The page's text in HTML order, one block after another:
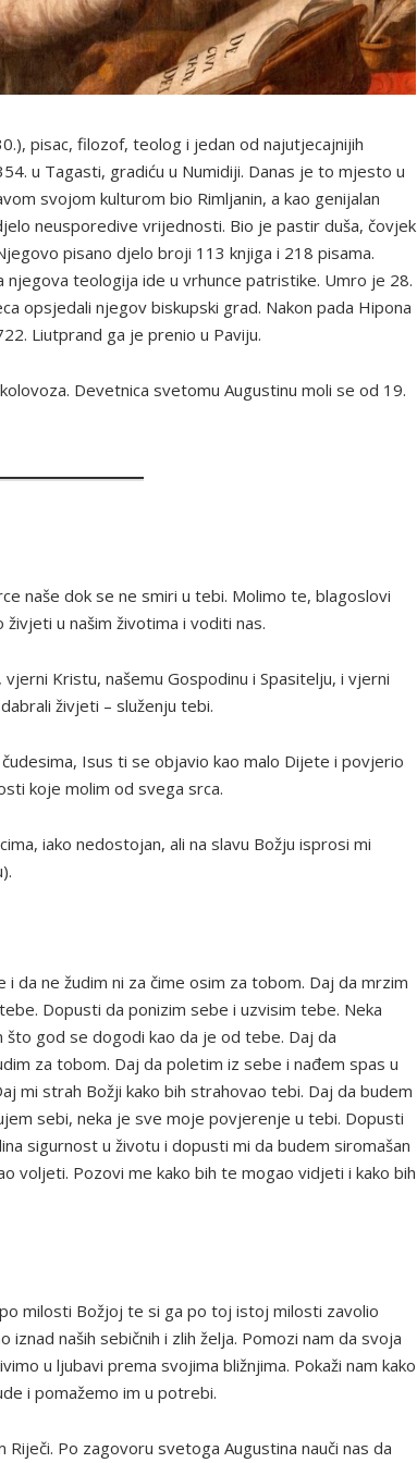
pisac, filozof, teolog i jedan od najutjecajnijih
u Tagasti, gradiću u Numidiji. Danas je to mjesto u
svojom kulturom bio Rimljanin, a kao genijalan
neusporedive vrijednosti. Bio je pastir duša, čovjek
pisano djelo broji 113 knjiga i 218 pisama.
teologija ide u vrhunce patristike. Umro je 28.
opsjedali njegov biskupski grad. Nakon pada Hipona
Liutprand ga je prenio u Paviju.
Devetnica svetomu Augustinu moli se od 19.
naše dok se ne smiri u tebi. Molimo te, blagoslovi
u našim životima i voditi nas.
Kristu, našemu Gospodinu i Spasitelju, i vjerni
živjeti – služenju tebi.
Isus ti se objavio kao malo Dijete i povjerio
koje molim od svega srca.
iako nedostojan, ali na slavu Božju isprosi mi
da ne žudim ni za čime osim za tobom. Daj da mrzim
Dopusti da ponizim sebe i uzvisim tebe. Neka
god se dogodi kao da je od tebe. Daj da
za tobom. Daj da poletim iz sebe i nađem spas u
mi strah Božji kako bih strahovao tebi. Daj da budem
sebi, neka je sve moje povjerenje u tebi. Dopusti
sigurnost u životu i dopusti mi da budem siromašan
voljeti. Pozovi me kako bih te mogao vidjeti i kako bih
milosti Božjoj te si ga po toj istoj milosti zavolio
naših sebičnih i zlih želja. Pomozi nam da svoja
u ljubavi prema svojima bližnjima. Pokaži nam kako
i pomažemo im u potrebi.
Po zagovoru svetoga Augustina nauči nas da